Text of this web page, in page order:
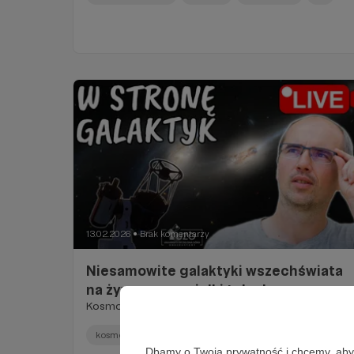
Dbamy o Twoją prywatność i chcemy,
13.02.2026 ● Brak komentarzy
Niesamowite galaktyki wszechświata
na żywo przez wielki teleskop
Kosmos na żywo przez wielkie teleskopy
kosmos